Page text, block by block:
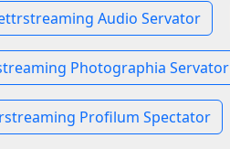
Audio Servator
Photographia Servator
Profilum Spectator